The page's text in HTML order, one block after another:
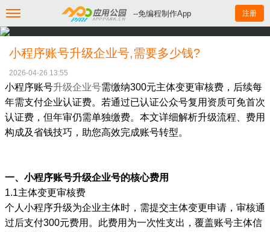
--免编程制作App 注册
小程序账号升级企业号,需要多少钱?
2026-04-26 13:55
小程序账号升级企业号需缴纳300元主体变更审核费，后续每
年需支付企业认证费。若通过已认证公众号复用资质可免首次
认证费，但年审仍需单独缴费。本文详细解析升级流程、费用
构成及省钱技巧，助您高效完成账号转型。
一、小程序账号升级企业号的核心费用
1.1主体变更审核费
个人小程序升级为企业主体时，需提交主体变更申请，审核通
过后支付300元费用。此费用为一次性支出，覆盖账号主体信